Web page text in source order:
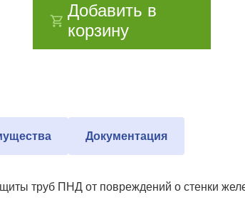
Добавить в
корзину
Документация
труб ПНД от повреждений о стенки